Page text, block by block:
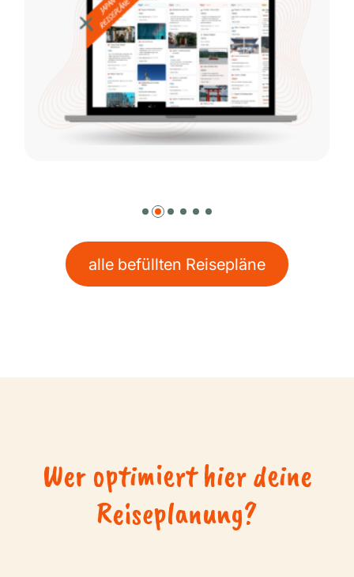
alle befüllten Reisepläne
Wer optimiert hier deine
Reiseplanung?